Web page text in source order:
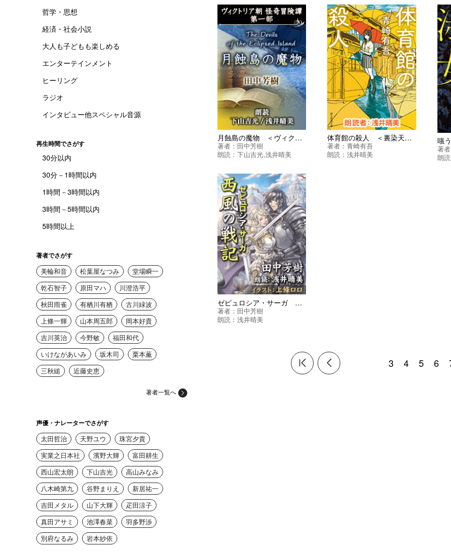
哲学・思想
経済・社会小説
大人も子どもも楽しめる
エンターテインメント
ヒーリング
ラジオ
インタビュー他スペシャル音源
再生時間でさがす
30分以内
30分－1時間以内
1時間－3時間以内
3時間－5時間以内
5時間以上
著者でさがす
美輪和音 松葉屋なつみ
堂場瞬一
乾石智子
原田マハ
川澄浩平
秋田雨雀
有栖川有栖
古川緑波
上條一輝
山本周五郎
岡本好貴
吉川英治
今野敏
福田和代
いけながあいみ
坂木司
栗本薫
三秋縋
近藤史恵
著者一覧へ
声優・ナレーターでさがす
太田哲治 天野ユウ
珠宮夕貴
実業之日本社
濱野大輝
富田耕生
西山宏太朗
下山吉光
高山みなみ
八木崎第九
谷野まりえ
新居祐一
吉田メタル
山下大輝
疋田涼子
真田アサミ
池澤春菜
羽多野渉
別府なるみ
岩本紗依
月蝕島の魔物 ＜ヴィクトリア朝怪奇冒険譚シリーズ＞
著者： 田中芳樹
朗読： 下山吉光,浅井晴美
体育館の殺人 ＜裏染天馬シリーズ＞
著者：青崎有吾
朗読：浅井晴美
著
朗
ゼピュロシア・サーガ 西風の戦記
著者： 田中芳樹
朗読： 浅井晴美
3 4 5 6